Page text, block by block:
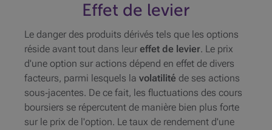
Effet de levier
Le danger des produits dérivés tels que les options
réside avant tout dans leur effet de levier. Le prix
d'une option sur actions dépend en effet de divers
facteurs, parmi lesquels la volatilité de ses actions
sous‑jacentes. De ce fait, les fluctuations des cours
boursiers se répercutent de manière bien plus forte
sur le prix de l'option. Le taux de rendement d'une